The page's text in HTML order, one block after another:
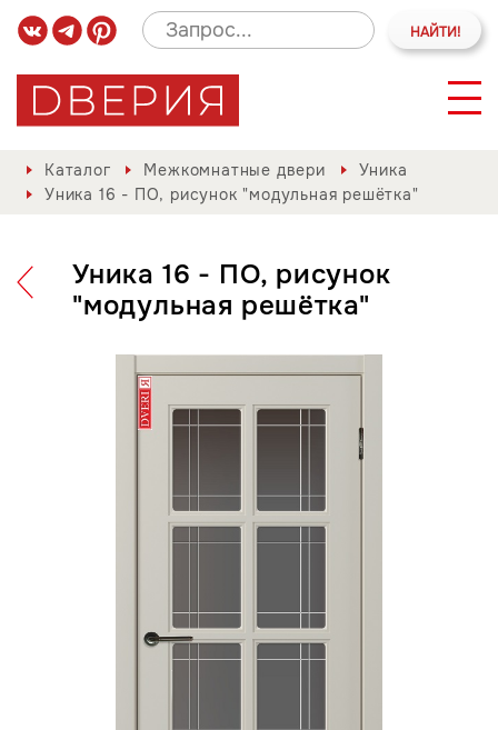
Каталог Межкомнатные двери
Уника
Уника 16 - ПО, рисунок "модульная решётка"
Уника 16 - ПО, рисунок
"модульная решётка"